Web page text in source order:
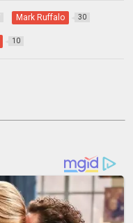
Mark Ruffalo 30
10